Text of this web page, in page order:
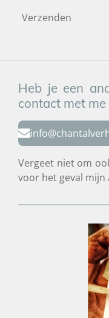
Verzenden
Heb je een
contact met me
Vergeet niet om
voor het geval